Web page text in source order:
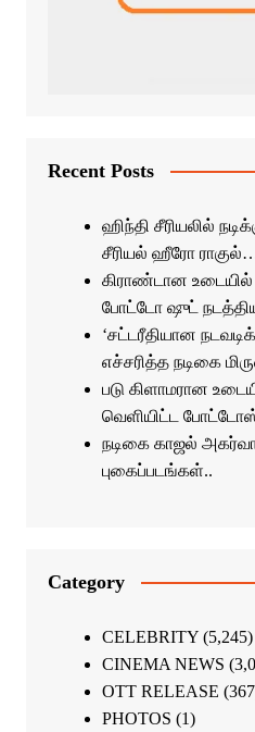
Recent Posts
ஹிந்தி சீரியலில்
சீரியல் ஹீரோ
கிராண்டான
போட்டோ ஷுட் நடத்திய
‘சட்டரீதியான
எச்சரித்த நடிகை
படு கிளாமரான
வெளியிட்ட
நடிகை காஜல்
புகைப்படங்கள்..
Category
CELEBRITY(5,245)
CINEMA NEWS
OTT RELEASE
PHOTOS (1)